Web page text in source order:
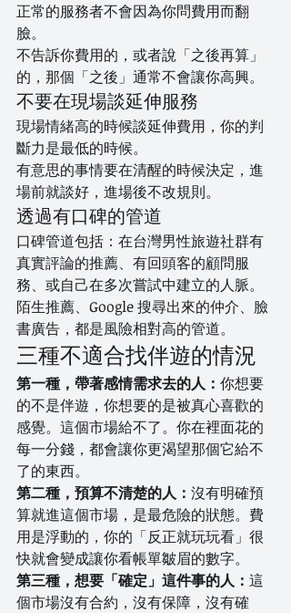
正常的服務者不會因為你問費用而翻
臉。
不告訴你費用的，或者說「之後再算」
的，那個「之後」通常不會讓你高興。
不要在現場談延伸服務
現場情緒高的時候談延伸費用，你的判
斷力是最低的時候。
有意思的事情要在清醒的時候決定，進
場前就談好，進場後不改規則。
透過有口碑的管道
口碑管道包括：在台灣男性旅遊社群有
真實評論的推薦、有回頭客的顧問服
務、或自己在多次嘗試中建立的人脈。
陌生推薦、Google 搜尋出來的仲介、臉
書廣告，都是風險相對高的管道。
三種不適合找伴遊的情況
第一種，帶著感情需求去的人： 你想要
的不是伴遊，你想要的是被真心喜歡的
感覺。這個市場給不了。你在裡面花的
每一分錢，都會讓你更渴望那個它給不
了的東西。
第二種，預算不清楚的人： 沒有明確預
算就進這個市場，是最危險的狀態。費
用是浮動的，你的「反正就玩玩看」很
快就會變成讓你看帳單皺眉的數字。
第三種，想要「確定」這件事的人： 這
個市場沒有合約，沒有保障，沒有確